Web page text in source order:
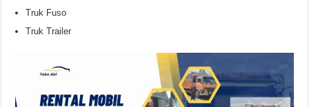
Truk Fuso
Truk Trailer